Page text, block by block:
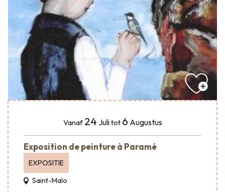
Vanaf 24 Julitot 6 Augustus
Exposition de peinture à Paramé
EXPOSITIE
Saint-Malo